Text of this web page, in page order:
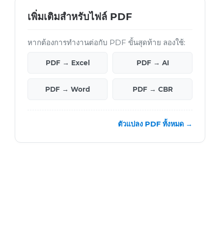
เพิ่มเติมสำหรับไฟล์ PDF
หากต้องการทำงานต่อกับ PDF ขั้นสุดท้าย ลองใช้:
PDF → Excel PDF → AI
PDF → Word PDF → CBR
ตัวแปลง PDF ทั้งหมด →